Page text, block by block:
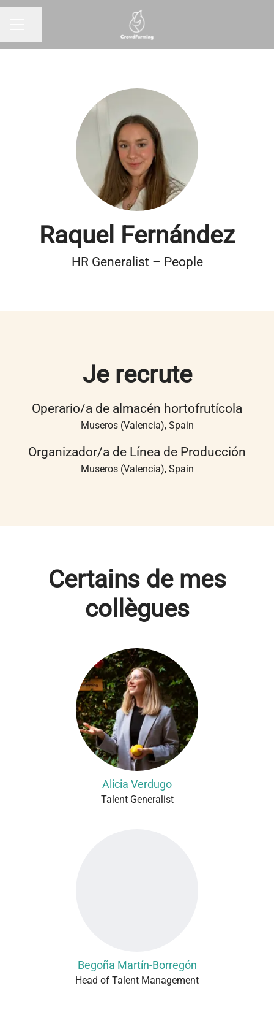
Raquel Fernández
HR Generalist – People
Je recrute
Operario/a de almacén hortofrutícola
Museros (Valencia), Spain
Organizador/a de Línea de Producción
Museros (Valencia), Spain
Certains de mes
collègues
Alicia Verdugo
Talent Generalist
Begoña Martín-Borregón
Head of Talent Management